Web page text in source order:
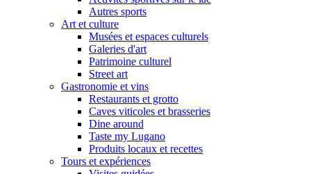
Autres sports
Art et culture
Musées et espaces culturels
Galeries d'art
Patrimoine culturel
Street art
Gastronomie et vins
Restaurants et grotto
Caves viticoles et brasseries
Dine around
Taste my Lugano
Produits locaux et recettes
Tours et expériences